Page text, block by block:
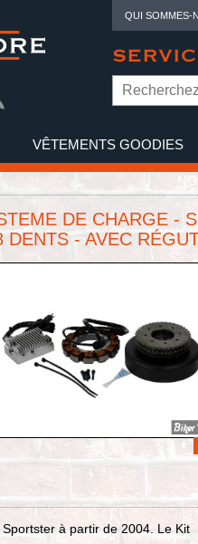
QUI SOMMES-
VÊTEMENTS GOODIES
DE CHARGE -
DENTS - AVEC
Sportster à partir de 2004. Le Kit